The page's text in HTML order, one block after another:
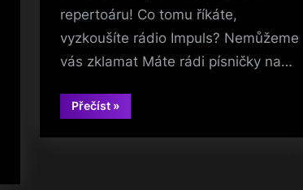
repertoáru! Co tomu říkáte,
vyzkoušíte rádio Impuls? Nemůžeme
vás zklamat Máte rádi písničky na…
Přečíst“Pestré
žánrové
»